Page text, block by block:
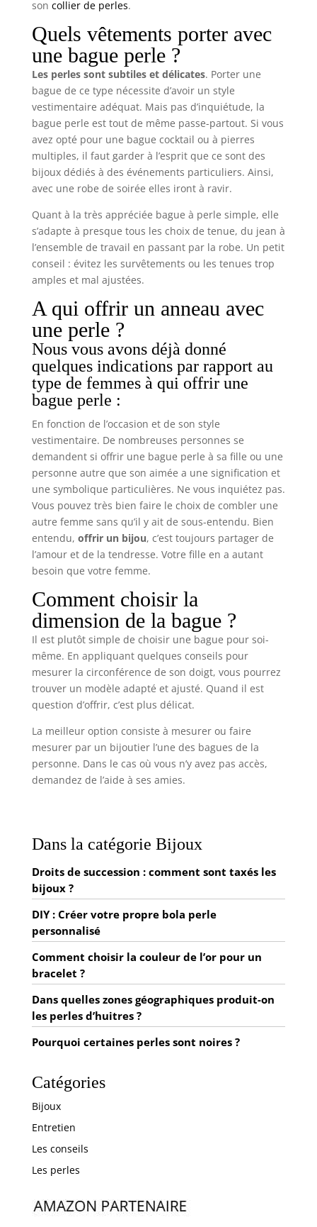
son collier de perles.
Quels vêtements porter avec
une bague perle ?
Les perles sont subtiles et délicates. Porter une
bague de ce type nécessite d’avoir un style
vestimentaire adéquat. Mais pas d’inquiétude, la
bague perle est tout de même passe-partout. Si vous
avez opté pour une bague cocktail ou à pierres
multiples, il faut garder à l’esprit que ce sont des
bijoux dédiés à des événements particuliers. Ainsi,
avec une robe de soirée elles iront à ravir.
Quant à la très appréciée bague à perle simple, elle
s’adapte à presque tous les choix de tenue, du jean à
l’ensemble de travail en passant par la robe. Un petit
conseil : évitez les survêtements ou les tenues trop
amples et mal ajustées.
A qui offrir un anneau avec
une perle ?
Nous vous avons déjà donné
quelques indications par rapport au
type de femmes à qui offrir une
bague perle :
En fonction de l’occasion et de son style
vestimentaire. De nombreuses personnes se
demandent si offrir une bague perle à sa fille ou une
personne autre que son aimée a une signification et
une symbolique particulières. Ne vous inquiétez pas.
Vous pouvez très bien faire le choix de combler une
autre femme sans qu’il y ait de sous-entendu. Bien
entendu, offrir un bijou, c’est toujours partager de
l’amour et de la tendresse. Votre fille en a autant
besoin que votre femme.
Comment choisir la
dimension de la bague ?
Il est plutôt simple de choisir une bague pour soi-
même. En appliquant quelques conseils pour
mesurer la circonférence de son doigt, vous pourrez
trouver un modèle adapté et ajusté. Quand il est
question d’offrir, c’est plus délicat.
La meilleur option consiste à mesurer ou faire
mesurer par un bijoutier l’une des bagues de la
personne. Dans le cas où vous n’y avez pas accès,
demandez de l’aide à ses amies.
Dans la catégorie Bijoux
Droits de succession : comment sont taxés les
bijoux ?
DIY : Créer votre propre bola perle
personnalisé
Comment choisir la couleur de l’or pour un
bracelet ?
Dans quelles zones géographiques produit-on
les perles d’huitres ?
Pourquoi certaines perles sont noires ?
Catégories
Bijoux
Entretien
Les conseils
Les perles